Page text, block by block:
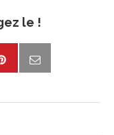
le !